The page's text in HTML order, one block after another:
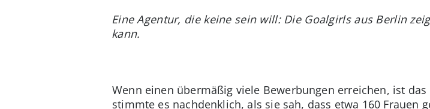
Eine Agentur, die keine sein will: Die Goalgirls aus Berlin
kann.
Wenn einen übermäßig viele Bewerbungen erreichen, ist
stimmte es nachdenklich, als sie sah, dass etwa 160